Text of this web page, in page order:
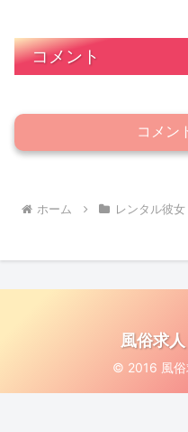
コメント
コメン
ホーム レンタル彼
風俗求人
© 2016 風俗